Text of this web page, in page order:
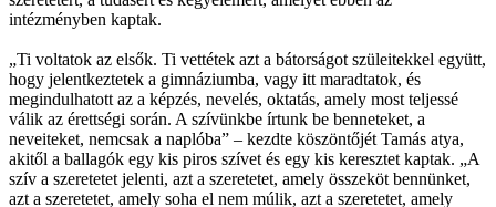
intézményben kaptak.
„Ti voltatok az elsők. Ti vettétek azt a bátorságot szüleitekkel együtt,
hogy jelentkeztetek a gimnáziumba, vagy itt maradtatok, és
megindulhatott az a képzés, nevelés, oktatás, amely most teljessé
válik az érettségi során. A szívünkbe írtunk be benneteket, a
neveiteket, nemcsak a naplóba” – kezdte köszöntőjét Tamás atya,
akitől a ballagók egy kis piros szívet és egy kis keresztet kaptak. „A
szív a szeretetet jelenti, azt a szeretetet, amely összeköt bennünket,
azt a szeretetet, amely soha el nem múlik, azt a szeretetet, amely